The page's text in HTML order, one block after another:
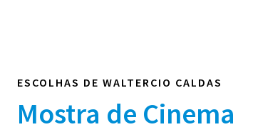
ESCOLHAS DE WALTERCIO CALDAS
Mostra de Cinema